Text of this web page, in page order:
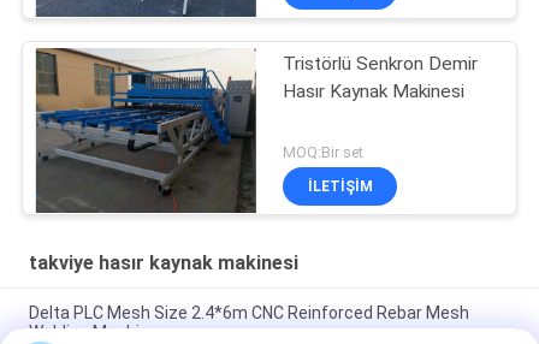
Tristörlü Senkron Demir
Hasır Kaynak Makinesi
MOQ:Bir set
İLETIŞIM
takviye hasır kaynak makinesi
Delta PLC Mesh Size 2.4*6m CNC Reinforced Rebar Mesh
Welding Machine